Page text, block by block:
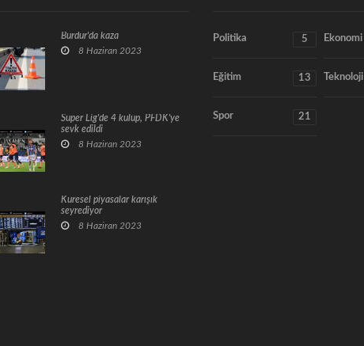
Burdur'da kaza
8 Haziran 2023
Süper Lig'de 4 kulüp, PFDK'ye
sevk edildi
8 Haziran 2023
Küresel piyasalar karışık
seyrediyor
8 Haziran 2023
Politika 5 Ekonomi
Eğitim 13 Teknoloji
Spor 21